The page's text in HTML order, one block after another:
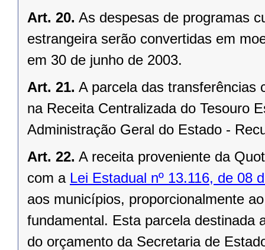
Art. 20. As despesas de programas
estrangeira serão convertidas em
em 30 de junho de 2003.
Art. 21. A parcela das transferências
na Receita Centralizada do Tesouro
Administração Geral do Estado -
Art. 22. A receita proveniente da
com a Lei Estadual nº 13.116, de 08
aos municípios, proporcionalmente
fundamental. Esta parcela destinada
do orçamento da Secretaria de